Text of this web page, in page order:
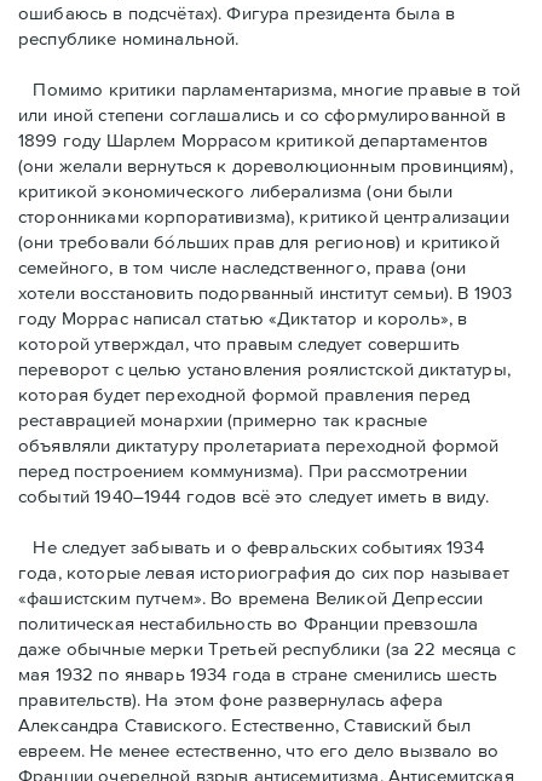
ошибаюсь в подсчётах). Фигура президента была в
республике номинальной.
Помимо критики парламентаризма, многие правые в той
или иной степени соглашались и со сформулированной в
1899 году Шарлем Моррасом критикой департаментов
(они желали вернуться к дореволюционным провинциям),
критикой экономического либерализма (они были
сторонниками корпоративизма), критикой централизации
(они требовали бóльших прав для регионов) и критикой
семейного, в том числе наследственного, права (они
хотели восстановить подорванный институт семьи). В 1903
году Моррас написал статью «Диктатор и король», в
которой утверждал, что правым следует совершить
переворот с целью установления роялистской диктатуры,
которая будет переходной формой правления перед
реставрацией монархии (примерно так красные
объявляли диктатуру пролетариата переходной формой
перед построением коммунизма). При рассмотрении
событий 1940–1944 годов всё это следует иметь в виду.
Не следует забывать и о февральских событиях 1934
года, которые левая историография до сих пор называет
«фашистским путчем». Во времена Великой Депрессии
политическая нестабильность во Франции превзошла
даже обычные мерки Третьей республики (за 22 месяца с
мая 1932 по январь 1934 года в стране сменились шесть
правительств). На этом фоне развернулась афера
Александра Ставиского. Естественно, Ставиский был
евреем. Не менее естественно, что его дело вызвало во
Франции очередной взрыв антисемитизма. Антисемитская